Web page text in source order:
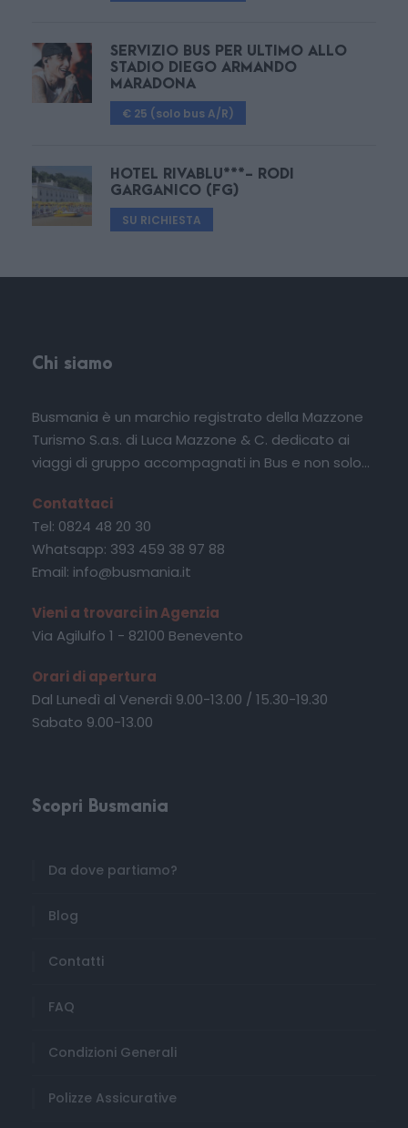
SERVIZIO BUS PER ULTIMO ALLO
STADIO DIEGO ARMANDO
MARADONA
€ 25 (solo bus A/R)
HOTEL RIVABLU***- RODI
GARGANICO (FG)
SU RICHIESTA
Chi siamo
Busmania è un marchio registrato della Mazzone
Turismo S.a.s. di Luca Mazzone & C. dedicato ai
viaggi di gruppo accompagnati in Bus e non solo...
Contattaci
Tel: 0824 48 20 30
Whatsapp: 393 459 38 97 88
Email: info@busmania.it
Vieni a trovarci in Agenzia
Via Agilulfo 1 - 82100 Benevento
Orari di apertura
Dal Lunedì al Venerdì 9.00-13.00 / 15.30-19.30
Sabato 9.00-13.00
Scopri Busmania
Da dove partiamo?
Blog
Contatti
FAQ
Condizioni Generali
Polizze Assicurative